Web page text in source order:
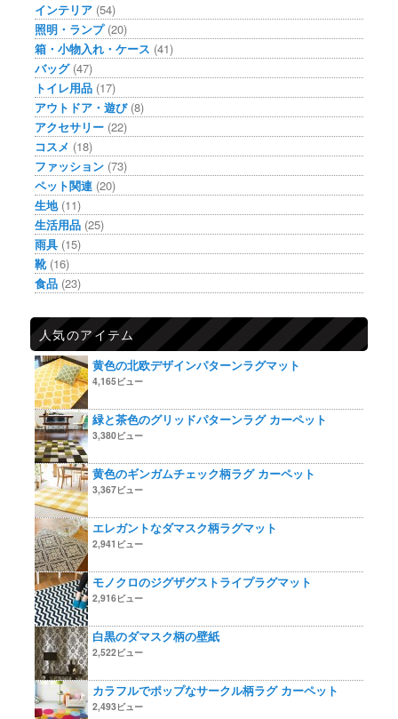
インテリア (54)
照明・ランプ(20)
箱・小物入れ・ケース (41)
バッグ(47)
トイレ用品 (17)
アウトドア・遊び(8)
アクセサリー (22)
コスメ (18)
ファッション (73)
ペット関連 (20)
生地(11)
生活用品 (25)
雨具 (15)
靴(16)
食品 (23)
人気のアイテム
黄色の北欧デザインパターンラグマット
4,165ビュー
緑と茶色のグリッドパターンラグ カーペット
3,380ビュー
黄色のギンガムチェック柄ラグ カーペット
3,367ビュー
エレガントなダマスク柄ラグマット
2,941ビュー
モノクロのジグザグストライプラグマット
2,916ビュー
白黒のダマスク柄の壁紙
2,522ビュー
カラフルでポップなサークル柄ラグ カーペット
2,493ビュー